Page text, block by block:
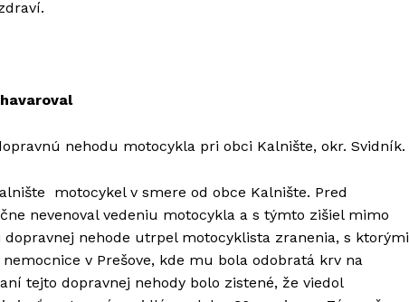
nehodu motocykla pri obci Kalnište, okr. Svidník.
motocykel v smere od obce Kalnište. Pred
nevenoval vedeniu motocykla a s týmto zišiel mimo
nehode utrpel motocyklista zranenia, s ktorými
v Prešove, kde mu bola odobratá krv na
tejto dopravnej nehody bolo zistené, že viedol